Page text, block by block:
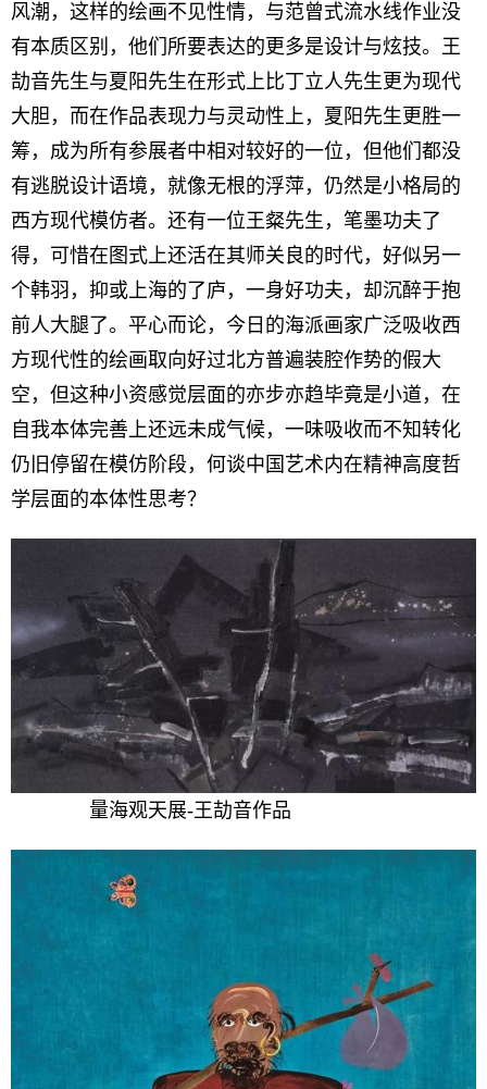
风潮，这样的绘画不见性情，与范曾式流水线作业没
有本质区别，他们所要表达的更多是设计与炫技。王
劼音先生与夏阳先生在形式上比丁立人先生更为现代
大胆，而在作品表现力与灵动性上，夏阳先生更胜一
筹，成为所有参展者中相对较好的一位，但他们都没
有逃脱设计语境，就像无根的浮萍，仍然是小格局的
西方现代模仿者。还有一位王粲先生，笔墨功夫了
得，可惜在图式上还活在其师关良的时代，好似另一
个韩羽，抑或上海的了庐，一身好功夫，却沉醉于抱
前人大腿了。平心而论，今日的海派画家广泛吸收西
方现代性的绘画取向好过北方普遍装腔作势的假大
空，但这种小资感觉层面的亦步亦趋毕竟是小道，在
自我本体完善上还远未成气候，一味吸收而不知转化
仍旧停留在模仿阶段，何谈中国艺术内在精神高度哲
学层面的本体性思考？
量海观天展-王劼音作品